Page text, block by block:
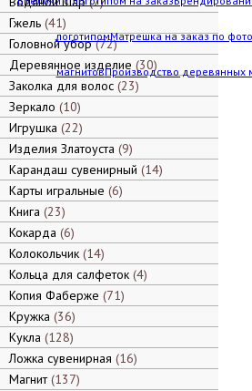
логотипомМатрешка на заказ по
магнитовПроизводство деревянных
Гжель 41
Головной убор 72
Деревянное изделие 30
Заколка для волос 23
Зеркало 10
Игрушка 22
Изделия Златоуста 9
Карандаш сувенирный 14
Карты игральные 6
Книга 23
Кокарда 6
Колокольчик 14
Кольца для салфеток 4
Копия Фаберже 71
Кружка 36
Кукла 128
Ложка сувенирная 16
Магнит 137